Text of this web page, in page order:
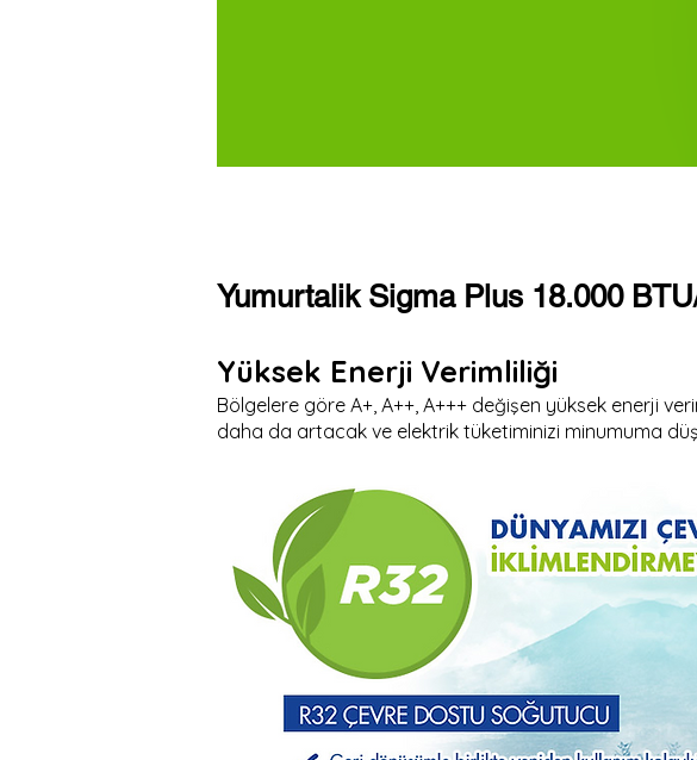
Yumurtalik Sigma Plus 18.000
Yüksek Enerji Verimliliği
Bölgelere göre A+, A++, A+++ değişen yüksek enerji
daha da artacak ve elektrik tüketiminizi minumuma